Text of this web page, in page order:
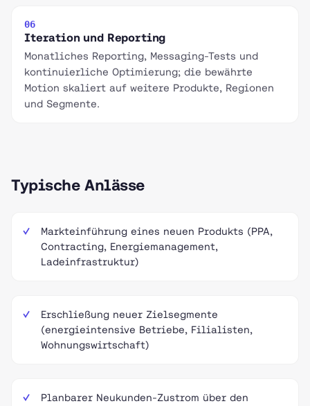
06
Iteration und Reporting
Monatliches Reporting, Messaging-Tests und
kontinuierliche Optimierung; die bewährte
Motion skaliert auf weitere Produkte, Regionen
und Segmente.
Typische Anlässe
Markteinführung eines neuen Produkts (PPA,
Contracting, Energiemanagement,
Ladeinfrastruktur)
Erschließung neuer Zielsegmente
(energieintensive Betriebe, Filialisten,
Wohnungswirtschaft)
Planbarer Neukunden-Zustrom über den